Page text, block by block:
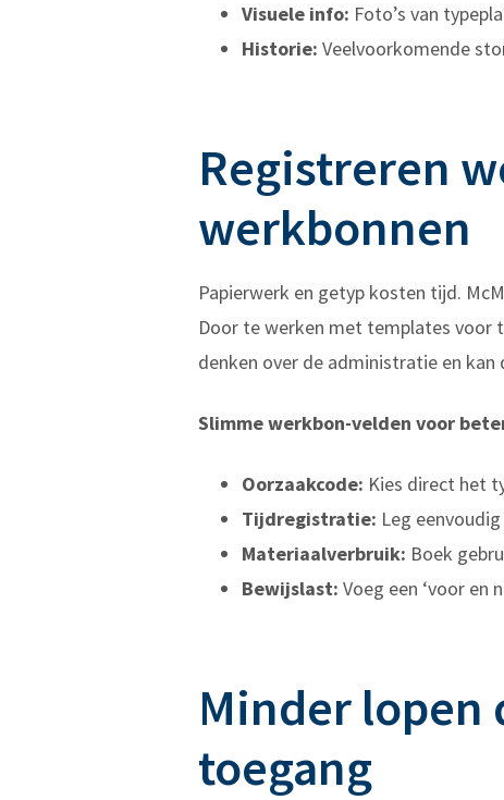
Visuele info: Foto’s van
Historie: Veelvoorkomende
Registreren
werkbonnen
Papierwerk en getyp kosten tijd.
Door te werken met templates voor
denken over de administratie en kan
Slimme werkbon-velden voor
Oorzaakcode: Kies direct het
Tijdregistratie: Leg
Materiaalverbruik: Boek
Bewijslast: Voeg een ‘voor en
Minder lopen
toegang